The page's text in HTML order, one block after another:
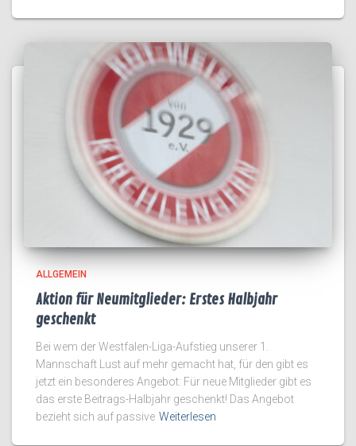
ALLGEMEIN
Aktion für Neumitglieder: Erstes Halbjahr
geschenkt
Bei wem der Westfalen-Liga-Aufstieg unserer 1.
Mannschaft Lust auf mehr gemacht hat, für den gibt es
jetzt ein besonderes Angebot: Für neue Mitglieder gibt es
das erste Beitrags-Halbjahr geschenkt! Das Angebot
bezieht sich auf passive Weiterlesen